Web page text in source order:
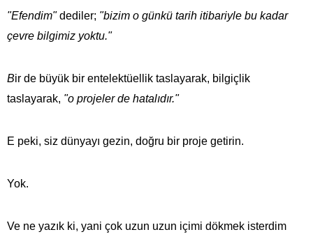
"Efendim"dediler; "bizim o günkü tarih itibariyle bu kadar
çevre bilgimiz yoktu."
Bir de büyük bir entelektüellik taslayarak, bilgiçlik
taslayarak, "o projeler de hatalıdır."
E peki, siz dünyayı gezin, doğru bir proje getirin.
Yok.
Ve ne yazık ki, yani çok uzun uzun içimi dökmek isterdim